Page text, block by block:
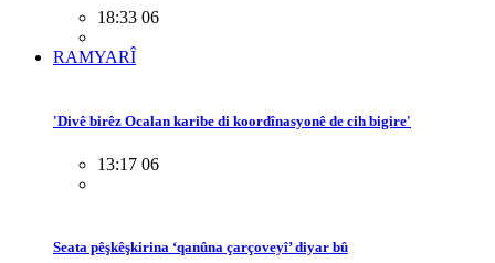
18:33 06
RAMYARÎ
'Divê birêz Ocalan karibe di koordînasyonê de cih bigire'
13:17 06
Seata pêşkêşkirina ‘qanûna çarçoveyî’ diyar bû